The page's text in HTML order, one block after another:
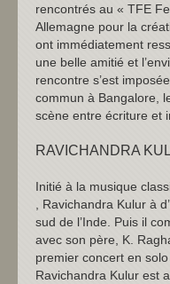
rencontrés au « TFE
Allemagne pour la
ont immédiatement
une belle amitié et
rencontre s’est
commun à Bangalore,
scène entre écriture et
RAVICHANDRA
Initié à la musique
, Ravichandra Kulur à
sud de l’Inde. Puis il
avec son père, K.
premier concert en
Ravichandra Kulur est